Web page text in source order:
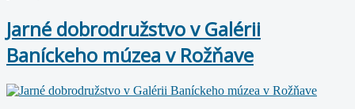
Jarné dobrodružstvo v Galérii
Baníckeho múzea v Rožňave